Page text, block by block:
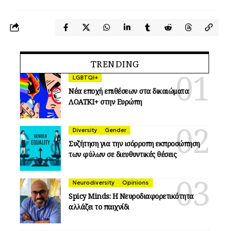
TRENDING
LGBTQI+
Νέα εποχή επιθέσεων στα δικαιώματα
ΛΟΑΤΚΙ+ στην Ευρώπη
Diversity Gender
Συζήτηση για την ισόρροπη εκπροσώπηση
των φύλων σε διευθυντικές θέσεις
Neurodiversity Opinions
Spicy Minds: Η Νευροδιαφορετικότητα
αλλάζει το παιχνίδι